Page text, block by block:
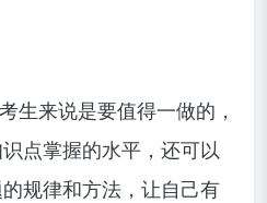
生来说是要值得一做的，
点掌握的水平，还可以
规律和方法，让自己有